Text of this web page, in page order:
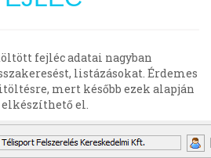
fejléc adatai nagyban
listázásokat. Érdemes
mert később ezek alapján
el.